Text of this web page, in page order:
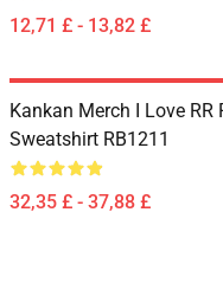
12,71 £ - 13,82 £
Kankan Merch I Love RR
Sweatshirt RB1211
32,35 £ - 37,88 £